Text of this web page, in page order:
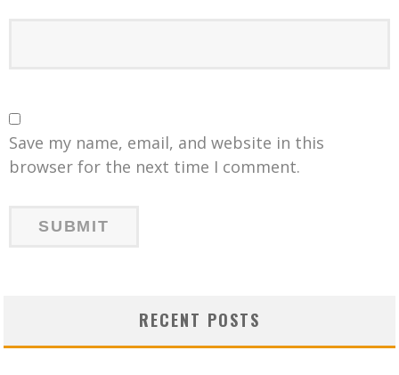
Save my name, email, and website in this
browser for the next time I comment.
RECENT POSTS